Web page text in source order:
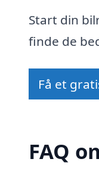
Start din
finde de
Få et
FAQ